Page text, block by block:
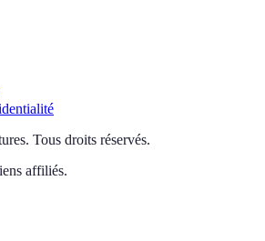
. Tous droits réservés.
affiliés.